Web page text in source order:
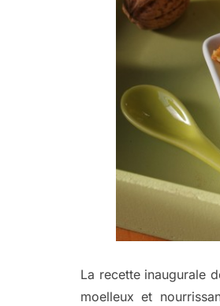
La recette inaugurale
moelleux et